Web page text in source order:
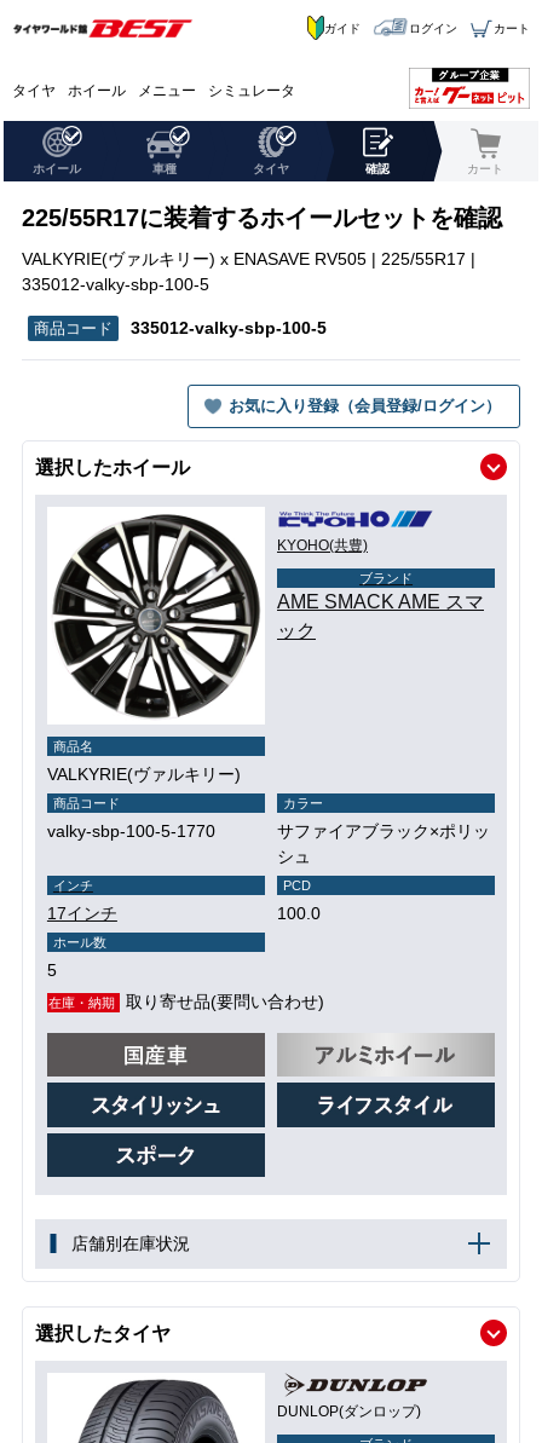
タイヤ ホイール メニュー シミュレータ
ガイド ログイン カート
ホイール 車種 タイヤ 確認 カート
225/55R17に装着するホイールセットを確認
VALKYRIE(ヴァルキリー) x ENASAVE RV505 | 225/55R17 |
335012-valky-sbp-100-5
335012-valky-sbp-100-5
お気に入り登録（会員登録/ログイン）
選択したホイール
KYOHO(共豊)
ブランド
AME SMACK AME スマ
ック
商品名
VALKYRIE(ヴァルキリー)
商品コード
valky-sbp-100-5-1770
カラー
サファイアブラック×ポリッ
シュ
インチ
17インチ
PCD
100.0
ホール数
5
在庫・納期 取り寄せ品(要問い合わせ)
店舗別在庫状況
選択したタイヤ
DUNLOP(ダンロップ)